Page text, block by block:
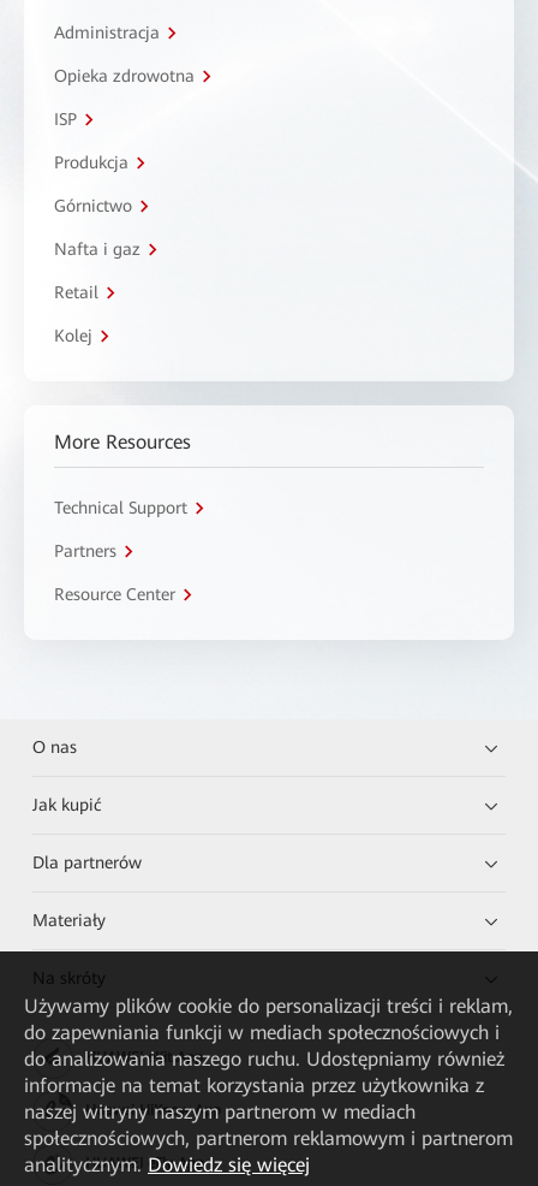
Administracja
Opieka zdrowotna
ISP
Produkcja
Górnictwo
Nafta i gaz
Retail
Kolej
More Resources
Technical Support
Partners
Resource Center
O nas
Jak kupić
Dla partnerów
Materiały
Na skróty
HUAWEI eKit App
Huawei HiKnow App
HUAWEI eFly App
Używamy plików cookie do personalizacji treści i reklam,
do zapewniania funkcji w mediach społecznościowych i
do analizowania naszego ruchu. Udostępniamy również
informacje na temat korzystania przez użytkownika z
naszej witryny naszym partnerom w mediach
społecznościowych, partnerom reklamowym i partnerom
analitycznym. Dowiedz się więcej